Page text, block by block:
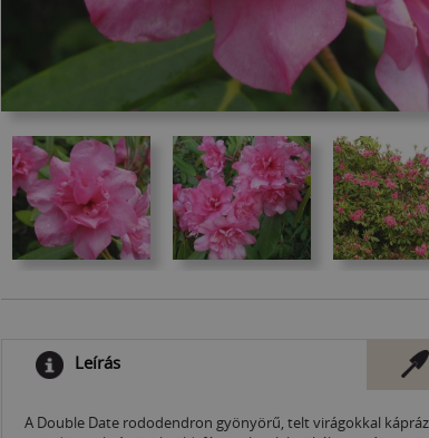
Leírás
A Double Date rododendron gyönyörű, telt virágokkal